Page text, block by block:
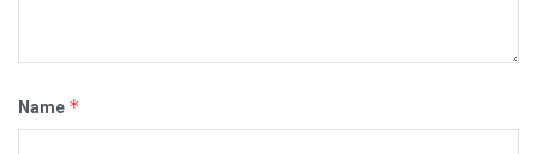
Name *